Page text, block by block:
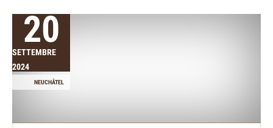
20
SETTEMBRE
2024
NEUCHÂTEL